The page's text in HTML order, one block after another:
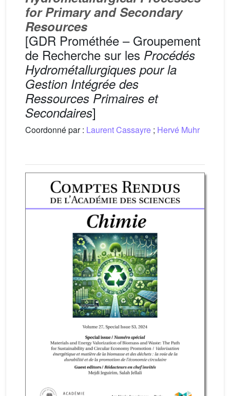
for Primary and Secondary
Resources
[GDR Prométhée – Groupement
de Recherche sur les Procédés
Hydrométallurgiques pour la
Gestion Intégrée des
Ressources Primaires et
Secondaires]
Coordonné par : Laurent Cassayre ; Hervé Muhr